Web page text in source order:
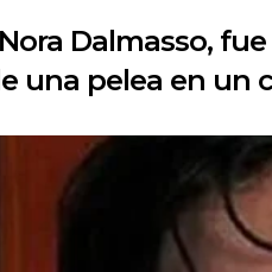
Dalmasso,
una pelea en un